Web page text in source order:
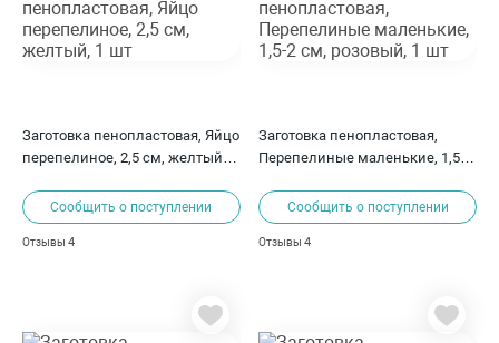
Заготовка пенопластовая, Яйцо
перепелиное, 2,5 см, желтый, 1
Сообщить о поступлении
Отзывы 4
Заготовка пенопластовая,
Перепелиные маленькие, 1,5-2
Сообщить о поступлении
Отзывы4